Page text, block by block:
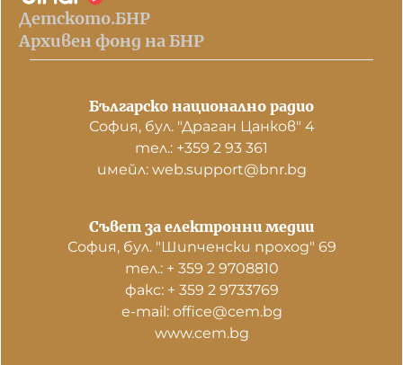
Детското.БНР
Архивен фонд на БНР
Българско национално радио
София, бул. "Драган Цанков" 4
тел.: +359 2 93 361
имейл: web.support@bnr.bg
Съвет за електронни медии
София, бул. "Шипченски проход" 69
тел.: + 359 2 9708810
факс: + 359 2 9733769
е-mail: office@cem.bg
www.cem.bg